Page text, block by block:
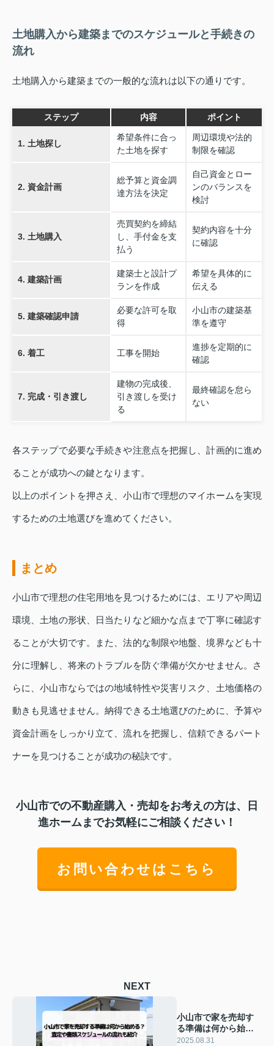
土地購入から建築までのスケジュールと手続きの
流れ
土地購入から建築までの一般的な流れは以下の通りです。
ステップ 内容 ポイント
1. 土地探し
希望条件に合っ
た土地を探す
周辺環境や法的
制限を確認
2. 資金計画
総予算と資金調
達方法を決定
自己資金とロー
ンのバランスを
検討
3. 土地購入
売買契約を締結
し、手付金を支
払う
契約内容を十分
に確認
4. 建築計画
建築士と設計プ
ランを作成
希望を具体的に
伝える
5. 建築確認申請
必要な許可を取
得
小山市の建築基
準を遵守
6. 着工 工事を開始
進捗を定期的に
確認
7. 完成・引き渡し
建物の完成後、
引き渡しを受け
る
最終確認を怠ら
ない
各ステップで必要な手続きや注意点を把握し、計画的に進め
ることが成功への鍵となります。
以上のポイントを押さえ、小山市で理想のマイホームを実現
するための土地選びを進めてください。
まとめ
小山市で理想の住宅用地を見つけるためには、エリアや周辺
環境、土地の形状、日当たりなど細かな点まで丁寧に確認す
ることが大切です。また、法的な制限や地盤、境界なども十
分に理解し、将来のトラブルを防ぐ準備が欠かせません。さ
らに、小山市ならではの地域特性や災害リスク、土地価格の
動きも見逃せません。納得できる土地選びのために、予算や
資金計画をしっかり立て、流れを把握し、信頼できるパート
ナーを見つけることが成功の秘訣です。
小山市での不動産購入・売却をお考えの方は、日
進ホームまでお気軽にご相談ください！
お問い合わせはこちら
NEXT
小山市で家を売却す
る準備は何から始め
る？査定や書類スケ
2025.08.31